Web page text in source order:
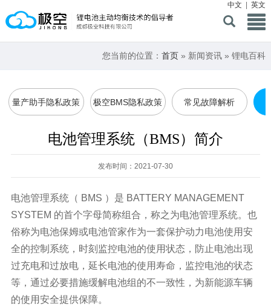
中文 |英文
您当前的位置：首页 » 新闻资讯 » 锂电百科
量产助手隐私政策 极空BMS隐私政策 常见故障解析
电池管理系统（BMS）简介
发布时间：2021-07-30
电池管理系统（ BMS ）是 BATTERY MANAGEMENT
SYSTEM 的首个字母简称组合，称之为电池管理系统。也
俗称为电池保姆或电池管家作为一套保护动力电池使用安
全的控制系统，时刻监控电池的使用状态，防止电池出现
过充电和过放电，延长电池的使用寿命，监控电池的状态
等，通过必要措施缓解电池组的不一致性，为新能源车辆
的使用安全提供保障。